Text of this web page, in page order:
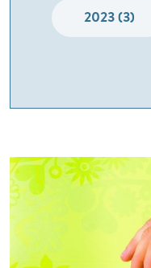
2023 (3)